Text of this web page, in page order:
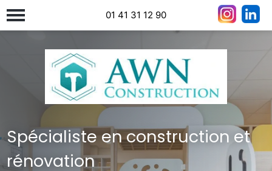
01 41 31 12 90
Spécialiste en construction et
rénovation